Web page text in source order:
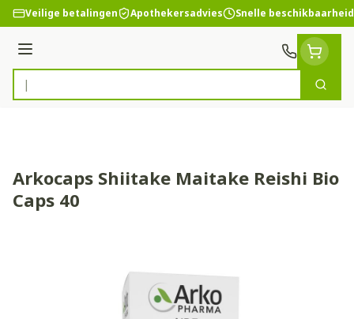
Ga naar de inhoud
Veilige betalingen Apothekersadvies Snelle beschikbaarheid
Menu
Product, merk, categorie...
Zoek
Arkocaps Shiitake Maitake Reishi Bio
Caps 40